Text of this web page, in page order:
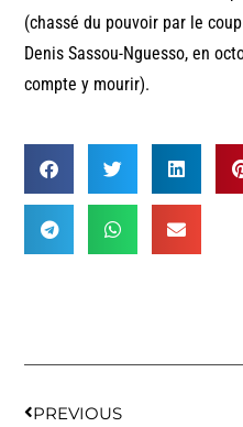
(chassé du pouvoir par le
Denis Sassou-Nguesso, en
compte y mourir).
PREVIOUS